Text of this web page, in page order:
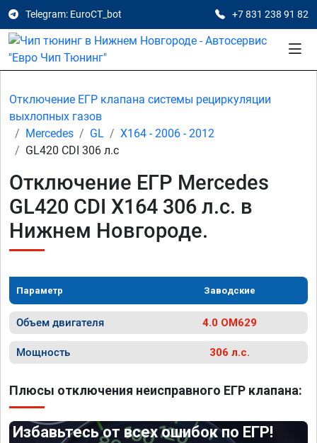
Telegram: EuroCT_bot +7 831 238 91 82
Отключение ЕГР клапана системы рециркуляции
выхлопных газов
Mercedes
GL
X164 - 2006 - 2012
GL420 CDI 306 л.с
Отключение ЕГР Mercedes
GL420 CDI X164 306 л.с. в
Нижнем Новгороде.
Параметр Заводские
Объем двигателя 4.0 OM629
Мощность 306 л.с.
Плюсы отключения неисправного ЕГР клапана:
Избавьтесь от всех ошибок по ЕГР!